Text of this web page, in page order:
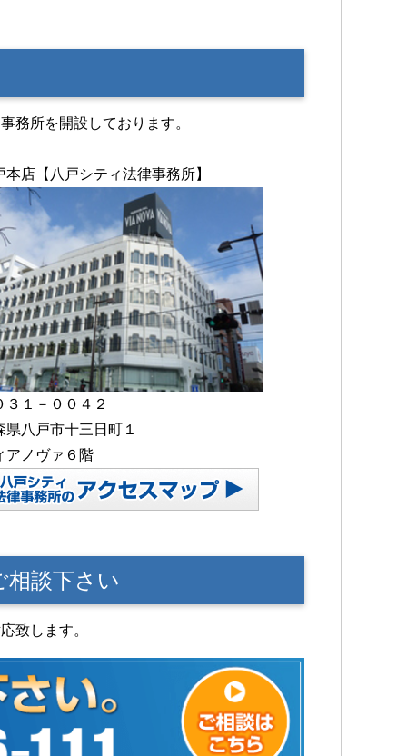
務所を開設しております。
本店【八戸シティ法律事務所】
３１－００４２
県八戸市十三日町１
アノヴァ６階
相談下さい
致します。